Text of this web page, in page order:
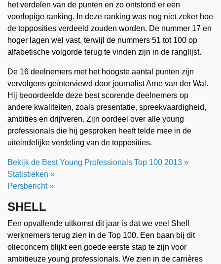
het verdelen van de punten en zo ontstond er een
voorlopige ranking. In deze ranking was nog niet zeker hoe
de topposities verdeeld zouden worden. De nummer 17 en
hoger lagen wel vast, terwijl de nummers 51 tot 100 op
alfabetische volgorde terug te vinden zijn in de ranglijst.
De 16 deelnemers met het hoogste aantal punten zijn
vervolgens geïnterviewd door journalist Arne van der Wal.
Hij beoordeelde deze best scorende deelnemers op
andere kwaliteiten, zoals presentatie, spreekvaardigheid,
ambities en drijfveren. Zijn oordeel over alle young
professionals die hij gesproken heeft telde mee in de
uiteindelijke verdeling van de topposities.
Bekijk de Best Young Professionals Top 100 2013 »
Statistieken »
Persbericht »
SHELL
Een opvallende uitkomst dit jaar is dat we veel Shell
werknemers terug zien in de Top 100. Een baan bij dit
olieconcern blijkt een goede eerste stap te zijn voor
ambitieuze young professionals. We zien in de carrières